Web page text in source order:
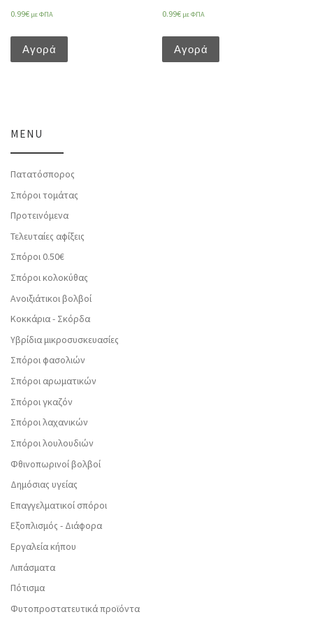
0.99€ με ΦΠΑ
Αγορά
0.99€ με ΦΠΑ
Αγορά
MENU
Πατατόσπορος
Σπόροι τομάτας
Προτεινόμενα
Τελευταίες αφίξεις
Σπόροι 0.50€
Σπόροι κολοκύθας
Ανοιξιάτικοι βολβοί
Κοκκάρια - Σκόρδα
Υβρίδια μικροσυσκευασίες
Σπόροι φασολιών
Σπόροι αρωματικών
Σπόροι γκαζόν
Σπόροι λαχανικών
Σπόροι λουλουδιών
Φθινοπωρινοί βολβοί
Δημόσιας υγείας
Επαγγελματικοί σπόροι
Εξοπλισμός - Διάφορα
Εργαλεία κήπου
Λιπάσματα
Πότισμα
Φυτοπροστατευτικά προϊόντα